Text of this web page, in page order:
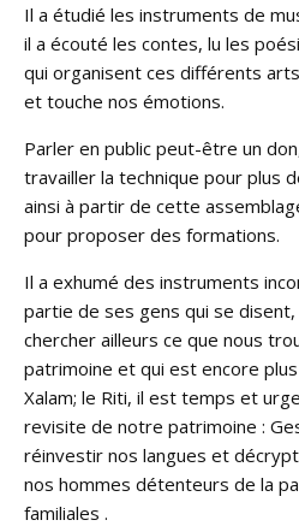
Il a étudié les instruments de
il a écouté les contes, lu les
qui organisent ces différents
et touche nos émotions.
Parler en public peut-être un
travailler la technique pour plus
ainsi à partir de cette
pour proposer des formations.
Il a exhumé des instruments
partie de ses gens qui se
chercher ailleurs ce que nous
patrimoine et qui est encore
Xalam; le Riti, il est temps et
revisite de notre patrimoine :
réinvestir nos langues et
nos hommes détenteurs de la
familiales .